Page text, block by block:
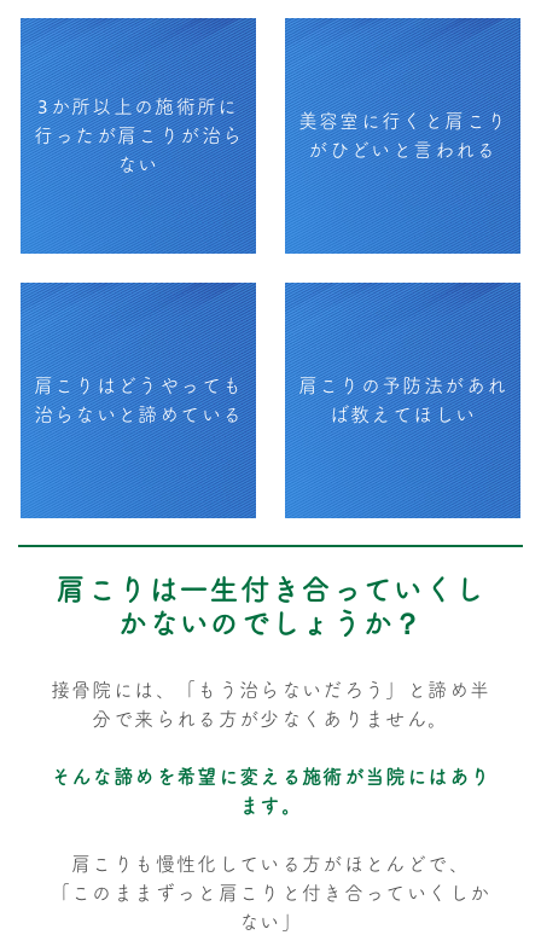
3か所以上の施術所に
行ったが肩こりが治ら
ない
美容室に行くと肩こり
がひどいと言われる
肩こりはどうやっても
治らないと諦めている
肩こりの予防法があれ
ば教えてほしい
肩こりは一生付き合っていくし
かないのでしょうか？
接骨院には、「もう治らないだろう」と諦め半
分で来られる方が少なくありません。
そんな諦めを希望に変える施術が当院にはあり
ます。
肩こりも慢性化している方がほとんどで、
「このままずっと肩こりと付き合っていくしか
ない」